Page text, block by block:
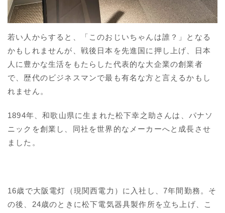
若い人からすると、「このおじいちゃんは誰？」となる
かもしれませんが、戦後日本を先進国に押し上げ、日本
人に豊かな生活をもたらした代表的な大企業の創業者
で、歴代のビジネスマンで最も有名な方と言えるかもし
れません。
1894年、和歌山県に生まれた松下幸之助さんは、パナソ
ニックを創業し、同社を世界的なメーカーへと成長させ
ました。
16歳で大阪電灯（現関西電力）に入社し、7年間勤務。そ
の後、24歳のときに松下電気器具製作所を立ち上げ、こ